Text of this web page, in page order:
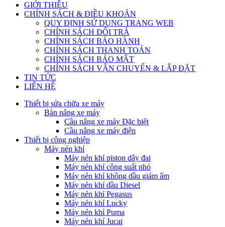
GIỚI THIỆU
CHÍNH SÁCH & ĐIỀU KHOẢN
QUY ĐỊNH SỬ DỤNG TRANG WEB
CHÍNH SÁCH ĐỔI TRẢ
CHÍNH SÁCH BẢO HÀNH
CHÍNH SÁCH THANH TOÁN
CHÍNH SÁCH BẢO MẬT
CHÍNH SÁCH VẬN CHUYỂN & LẮP ĐẶT
TIN TỨC
LIÊN HỆ
Thiết bị sửa chữa xe máy
Bàn nâng xe máy
Cầu nâng xe máy Đặc biệt
Cầu nâng xe máy điện
Thiết bị công nghiệp
Máy nén khí
Máy nén khí piston dây đai
Máy nén khí công suất nhỏ
Máy nén khí không dầu giảm âm
Máy nén khí dầu Diesel
Máy nén khí Pegasus
Máy nén khí Lucky
Máy nén khí Puma
Máy nén khí Jucai